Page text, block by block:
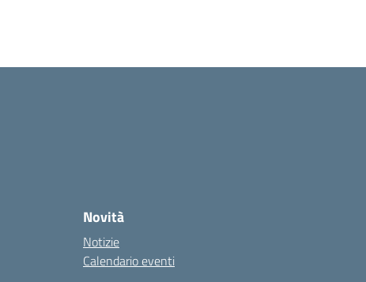
Novità
Notizie
Calendario eventi